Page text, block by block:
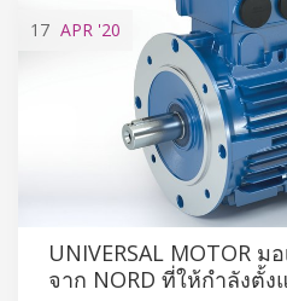
17 APR '20
UNIVERSAL MOTOR
จาก NORD ที่ให้กำลังตั้ง